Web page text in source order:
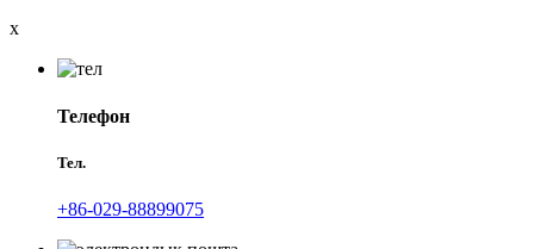
x
Телефон
Тел.
+86-029-88899075